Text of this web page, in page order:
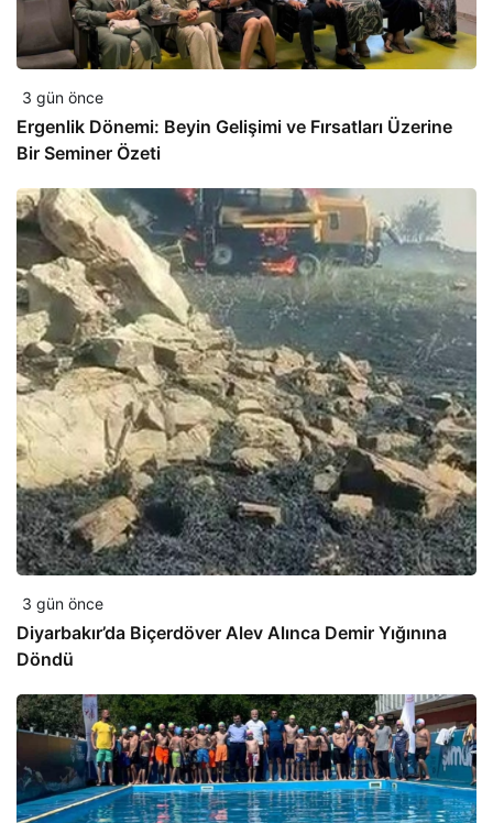
3 gün önce
Ergenlik Dönemi: Beyin Gelişimi ve Fırsatları Üzerine
Bir Seminer Özeti
3 gün önce
Diyarbakır’da Biçerdöver Alev Alınca Demir Yığınına
Döndü